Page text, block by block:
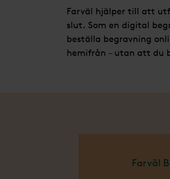
Farväl hjälper till att
slut. Som en digital
beställa begravning
hemifrån – utan att du
Farväl